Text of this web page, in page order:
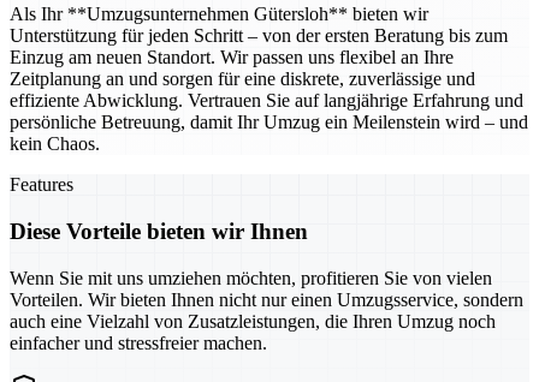
Als Ihr **Umzugsunternehmen Gütersloh** bieten wir
Unterstützung für jeden Schritt – von der ersten Beratung bis zum
Einzug am neuen Standort. Wir passen uns flexibel an Ihre
Zeitplanung an und sorgen für eine diskrete, zuverlässige und
effiziente Abwicklung. Vertrauen Sie auf langjährige Erfahrung und
persönliche Betreuung, damit Ihr Umzug ein Meilenstein wird – und
kein Chaos.
Features
Diese Vorteile bieten wir Ihnen
Wenn Sie mit uns umziehen möchten, profitieren Sie von vielen
Vorteilen. Wir bieten Ihnen nicht nur einen Umzugsservice, sondern
auch eine Vielzahl von Zusatzleistungen, die Ihren Umzug noch
einfacher und stressfreier machen.